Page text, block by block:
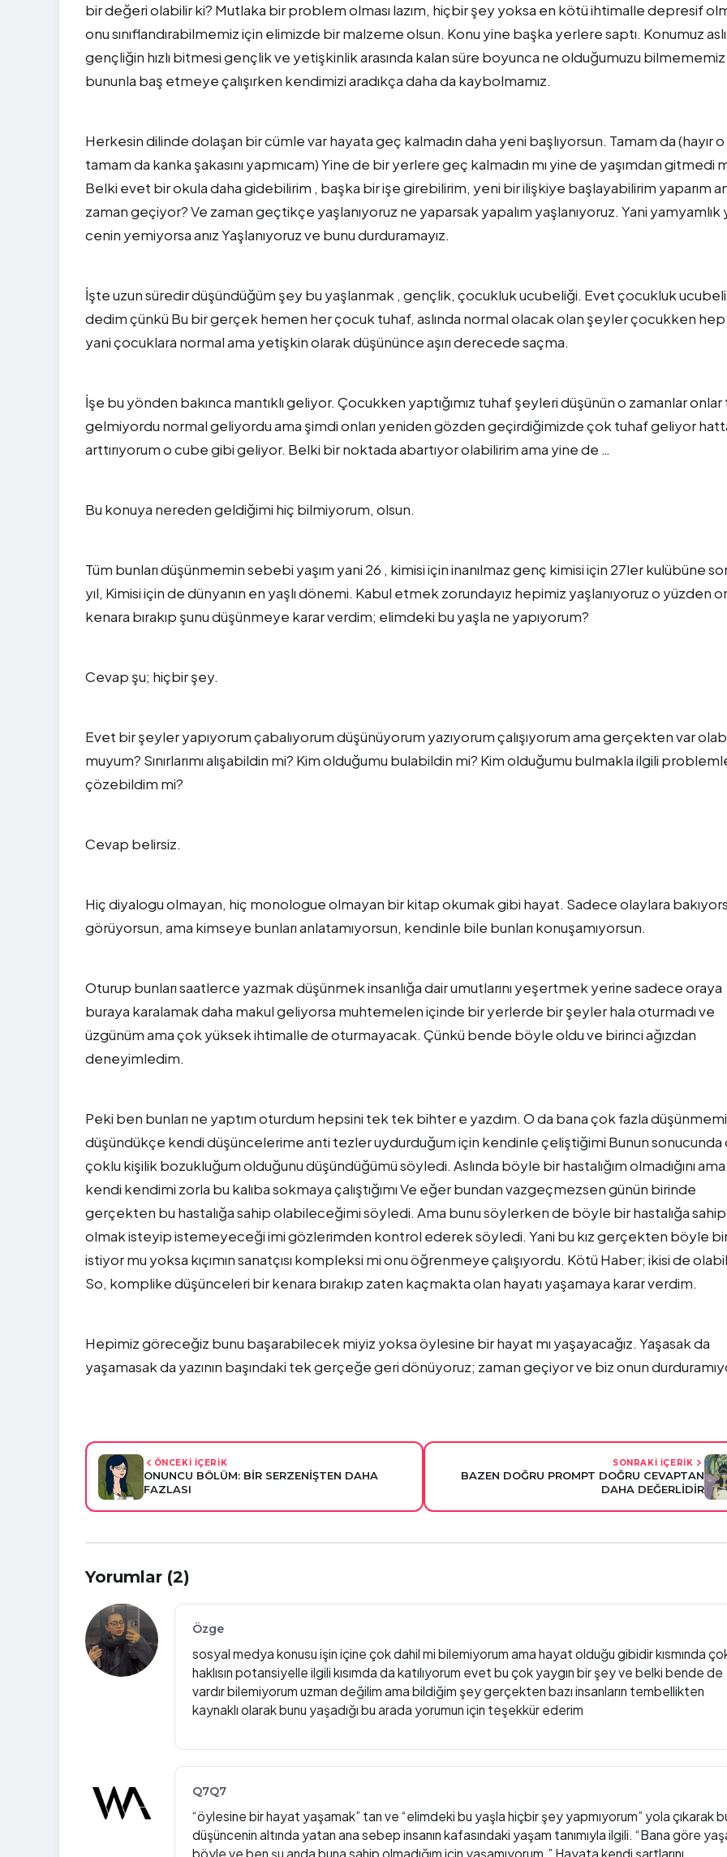
bir değeri olabilir ki? Mutlaka bir problem olması lazım, hiçbir şey yoksa en kötü ihtimalle depresif
onu sınıflandırabilmemiz için elimizde bir malzeme olsun. Konu yine başka yerlere saptı. Konumuz
gençliğin hızlı bitmesi gençlik ve yetişkinlik arasında kalan süre boyunca ne olduğumuzu
bununla baş etmeye çalışırken kendimizi aradıkça daha da kaybolmamız.
Herkesin dilinde dolaşan bir cümle var hayata geç kalmadın daha yeni başlıyorsun. Tamam da (hayır o
tamam da kanka şakasını yapmıcam) Yine de bir yerlere geç kalmadın mı yine de yaşımdan gitmedi
Belki evet bir okula daha gidebilirim , başka bir işe girebilirim, yeni bir ilişkiye başlayabilirim yaparım
zaman geçiyor? Ve zaman geçtikçe yaşlanıyoruz ne yaparsak yapalım yaşlanıyoruz. Yani yamyamlık
cenin yemiyorsa anız Yaşlanıyoruz ve bunu durduramayız.
İşte uzun süredir düşündüğüm şey bu yaşlanmak , gençlik, çocukluk ucubeliği. Evet çocukluk
dedim çünkü Bu bir gerçek hemen her çocuk tuhaf, aslında normal olacak olan şeyler çocukken
yani çocuklara normal ama yetişkin olarak düşününce aşırı derecede saçma.
İşe bu yönden bakınca mantıklı geliyor. Çocukken yaptığımız tuhaf şeyleri düşünün o zamanlar
gelmiyordu normal geliyordu ama şimdi onları yeniden gözden geçirdiğimizde çok tuhaf geliyor
arttırıyorum o cube gibi geliyor. Belki bir noktada abartıyor olabilirim ama yine de …
Bu konuya nereden geldiğimi hiç bilmiyorum, olsun.
Tüm bunları düşünmemin sebebi yaşım yani 26 , kimisi için inanılmaz genç kimisi için 27ler kulübüne
yıl, Kimisi için de dünyanın en yaşlı dönemi. Kabul etmek zorundayız hepimiz yaşlanıyoruz o yüzden
kenara bırakıp şunu düşünmeye karar verdim; elimdeki bu yaşla ne yapıyorum?
Cevap şu; hiçbir şey.
Evet bir şeyler yapıyorum çabalıyorum düşünüyorum yazıyorum çalışıyorum ama gerçekten var
muyum? Sınırlarımı alışabildin mi? Kim olduğumu bulabildin mi? Kim olduğumu bulmakla ilgili
çözebildim mi?
Cevap belirsiz.
Hiç diyalogu olmayan, hiç monologue olmayan bir kitap okumak gibi hayat. Sadece olaylara
görüyorsun, ama kimseye bunları anlatamıyorsun, kendinle bile bunları konuşamıyorsun.
Oturup bunları saatlerce yazmak düşünmek insanlığa dair umutlarını yeşertmek yerine sadece oraya
buraya karalamak daha makul geliyorsa muhtemelen içinde bir yerlerde bir şeyler hala oturmadı ve
üzgünüm ama çok yüksek ihtimalle de oturmayacak. Çünkü bende böyle oldu ve birinci ağızdan
deneyimledim.
Peki ben bunları ne yaptım oturdum hepsini tek tek bihter e yazdım. O da bana çok fazla düşünmemi
düşündükçe kendi düşüncelerime anti tezler uydurduğum için kendinle çeliştiğimi Bunun sonucunda
çoklu kişilik bozukluğum olduğunu düşündüğümü söyledi. Aslında böyle bir hastalığım olmadığını ama
kendi kendimi zorla bu kalıba sokmaya çalıştığımı Ve eğer bundan vazgeçmezsen günün birinde
gerçekten bu hastalığa sahip olabileceğimi söyledi. Ama bunu söylerken de böyle bir hastalığa sahip
olmak isteyip istemeyeceği imi gözlerimden kontrol ederek söyledi. Yani bu kız gerçekten böyle
istiyor mu yoksa kıçımın sanatçısı kompleksi mi onu öğrenmeye çalışıyordu. Kötü Haber; ikisi de
So, komplike düşünceleri bir kenara bırakıp zaten kaçmakta olan hayatı yaşamaya karar verdim.
Hepimiz göreceğiz bunu başarabilecek miyiz yoksa öylesine bir hayat mı yaşayacağız. Yaşasak da
yaşamasak da yazının başındaki tek gerçeğe geri dönüyoruz; zaman geçiyor ve biz onun
ÖNCEKİ İÇERİK
ONUNCU BÖLÜM: BİR SERZENİŞTEN DAHA
FAZLASI
SONRAKİ İÇERİK
BAZEN DOĞRU PROMPT DOĞRU CEVAPTAN
DAHA DEĞERLİDİR
Yorumlar (2)
Özge
sosyal medya konusu işin içine çok dahil mi bilemiyorum ama hayat olduğu gibidir kısmında
haklısın potansiyelle ilgili kısımda da katılıyorum evet bu çok yaygın bir şey ve belki bende de
vardır bilemiyorum uzman değilim ama bildiğim şey gerçekten bazı insanların tembellikten
kaynaklı olarak bunu yaşadığı bu arada yorumun için teşekkür ederim
Q7Q7
“öylesine bir hayat yaşamak” tan ve “elimdeki bu yaşla hiçbir şey yapmıyorum” yola çıkarak
düşüncenin altında yatan ana sebep insanın kafasındaki yaşam tanımıyla ilgili. “Bana göre
böyle ve ben şu anda buna sahip olmadığım için yaşamıyorum.” Hayata kendi şartlarını